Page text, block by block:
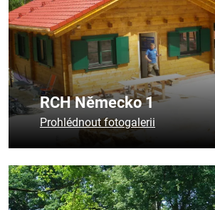
RCH Německo 1
Prohlédnout fotogalerii